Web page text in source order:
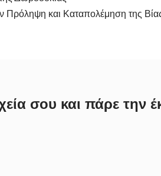
Πρόληψη και Καταπολέμηση της
σου και πάρε την